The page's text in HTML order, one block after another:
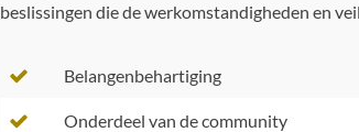
beslissingen die de werkomstandigheden en
Belangenbehartiging
Onderdeel van de community